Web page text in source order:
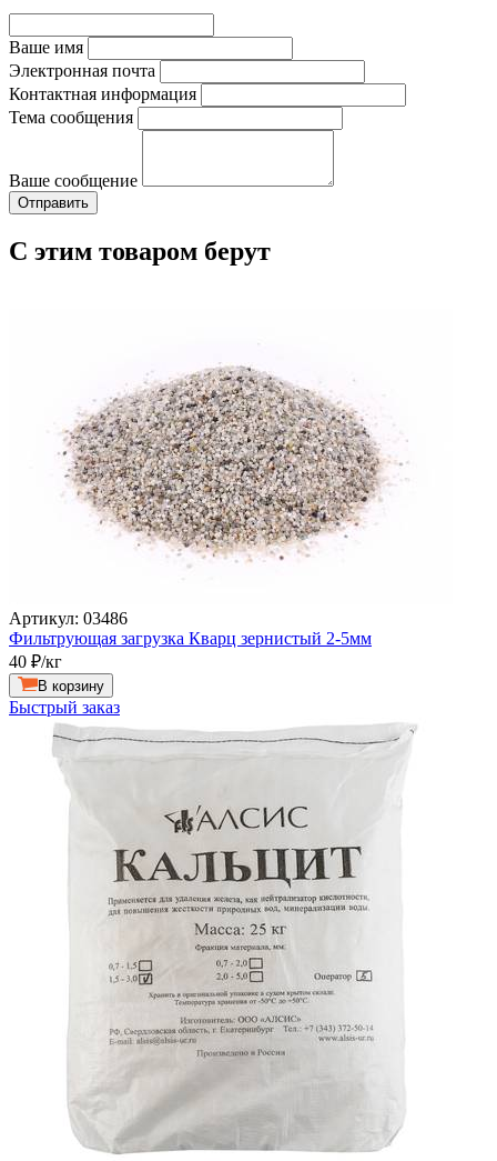
Ваше имя
Электронная почта
Контактная информация
Тема сообщения
Ваше сообщение
С этим товаром берут
Артикул: 03486
Фильтрующая загрузка Кварц зернистый 2-5мм
40 ₽/кг
В корзину
Быстрый заказ